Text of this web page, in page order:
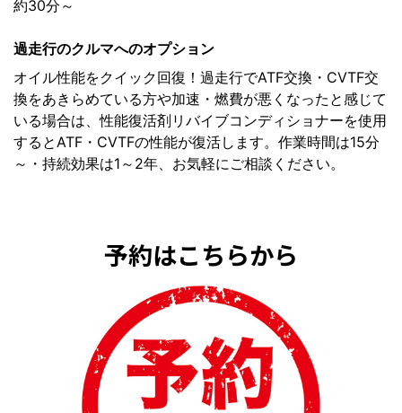
約30分～
過走行のクルマへのオプション
オイル性能をクイック回復！過走行でATF交換・CVTF交
換をあきらめている方や加速・燃費が悪くなったと感じて
いる場合は、性能復活剤リバイブコンディショナーを使用
するとATF・CVTFの性能が復活します。作業時間は15分
～・持続効果は1～2年、お気軽にご相談ください。
予約はこちらから